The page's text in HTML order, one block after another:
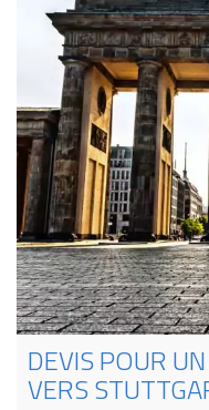
DEVIS POUR
VERS